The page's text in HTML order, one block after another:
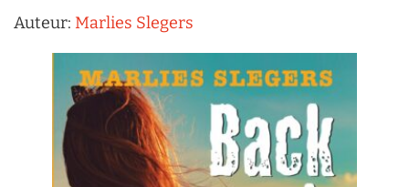
Auteur: Marlies Slegers